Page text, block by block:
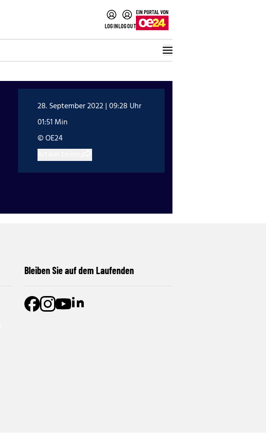
LOGINLOGOUT
28. September 2022 | 09:28 Uhr
01:51 Min
© OE24
Bleiben Sie auf dem Laufenden